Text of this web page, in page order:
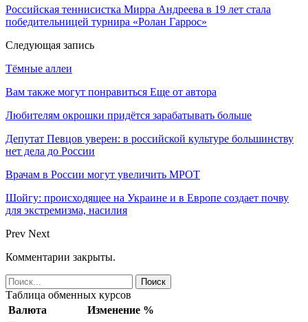
Российская теннисистка Мирра Андреева в 19 лет стала
победительницей турнира «Ролан Гаррос»
Следующая запись
Тёмные аллеи
Вам также могут понравиться Еще от автора
Любителям окрошки придётся зарабатывать больше
Депутат Певцов уверен: в российской культуре большинству
нет дела до России
Врачам в России могут увеличить МРОТ
Шойгу: происходящее на Украине и в Европе создает почву
для экстремизма, насилия
Prev Next
Комментарии закрыты.
Таблица обменных курсов
Валюта
Изменение %